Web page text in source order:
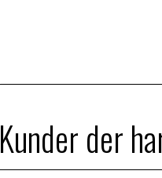
Kunder der